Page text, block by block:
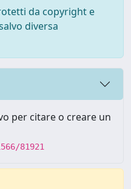
da copyright e
diversa
per citare o creare un
81921